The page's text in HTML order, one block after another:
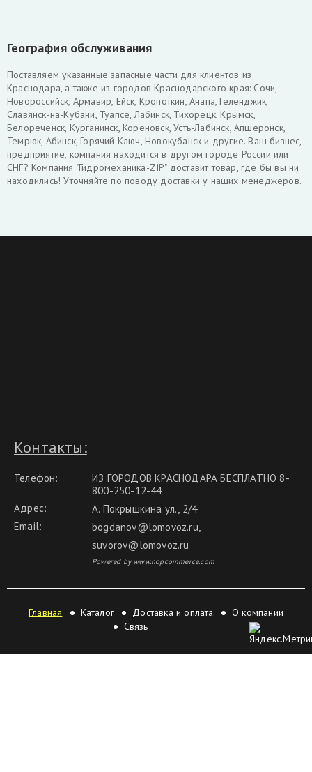
География обслуживания
Поставляем указанные запасные части для клиентов из
Краснодара, а также из городов Краснодарского края: Сочи,
Новороссийск, Армавир, Ейск, Кропоткин, Анапа, Геленджик,
Славянск-на-Кубани, Туапсе, Лабинск, Тихорецк, Крымск,
Белореченск, Курганинск, Кореновск, Усть-Лабинск, Апшеронск,
Темрюк, Абинск, Горячий Ключ, Новокубанск и другие. Ваш бизнес,
предприятие, компания находится в другом городе России или
СНГ? Компания "Гидромеханика-ZIP" доставит товар, где бы вы ни
находились! Уточняйте по поводу доставки у наших менеджеров.
Контакты:
Телефон:
ИЗ ГОРОДОВ КРАСНОДАРА БЕСПЛАТНО 8-
800-250-12-44
Адрес:
А. Покрышкина ул., 2/4
Email:
bogdanov@lomovoz.ru,
suvorov@lomovoz.ru
Powered by www.nopcommerce.com
Главная Каталог Доставка и оплата
О компании
Связь